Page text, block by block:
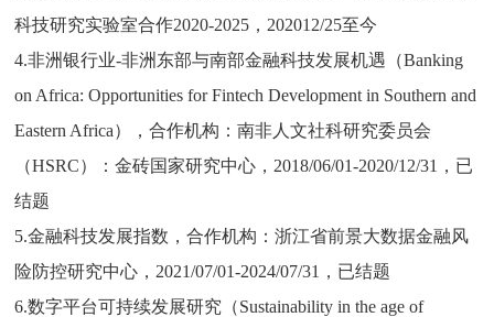
科技研究实验室合作2020-2025，202012/25至今
4.非洲银行业-非洲东部与南部金融科技发展机遇（Banking
on Africa: Opportunities for Fintech Development in Southern and
Eastern Africa），合作机构：南非人文社科研究委员会
（HSRC）：金砖国家研究中心，2018/06/01-2020/12/31，已
结题
5.金融科技发展指数，合作机构：浙江省前景大数据金融风
险防控研究中心，2021/07/01-2024/07/31，已结题
6.数字平台可持续发展研究（Sustainability in the age of